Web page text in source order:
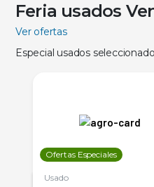
Feria usados
Ver ofertas
Especial usados
Ofertas Especiales
Usado